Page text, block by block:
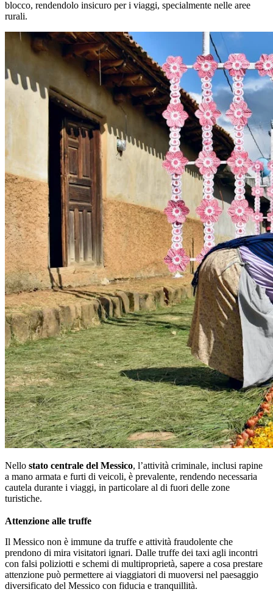
blocco, rendendolo insicuro per i viaggi, specialmente nelle aree
rurali.
Nello stato centrale del Messico, l’attività criminale, inclusi rapine
a mano armata e furti di veicoli, è prevalente, rendendo necessaria
cautela durante i viaggi, in particolare al di fuori delle zone
turistiche.
Attenzione alle truffe
Il Messico non è immune da truffe e attività fraudolente che
prendono di mira visitatori ignari. Dalle truffe dei taxi agli incontri
con falsi poliziotti e schemi di multiproprietà, sapere a cosa prestare
attenzione può permettere ai viaggiatori di muoversi nel paesaggio
diversificato del Messico con fiducia e tranquillità.